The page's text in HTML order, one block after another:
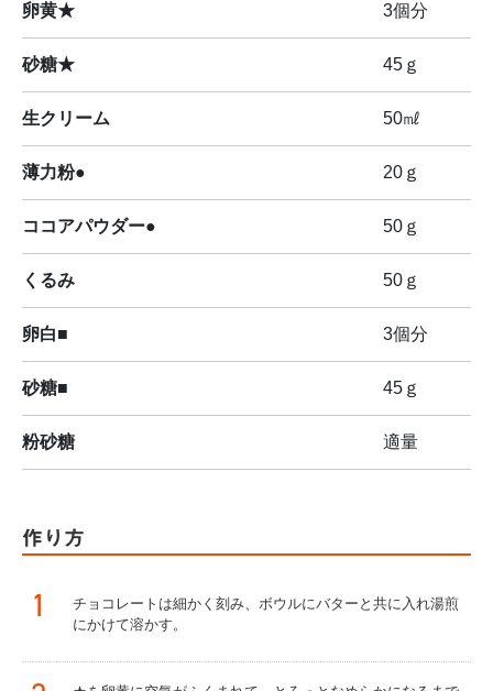
卵黄★ 3個分
砂糖★ 45ｇ
生クリーム 50㎖
薄力粉● 20ｇ
ココアパウダー● 50ｇ
くるみ 50ｇ
卵白■ 3個分
砂糖■ 45ｇ
粉砂糖 適量
作り方
1
チョコレートは細かく刻み、ボウルにバターと共に入れ湯煎
にかけて溶かす。